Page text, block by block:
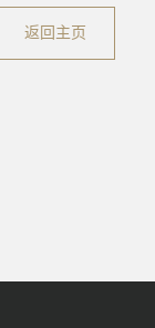
返回主页